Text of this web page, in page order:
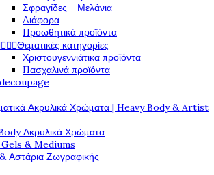
Σφραγίδες - Μελάνια
Διάφορα
Προωθητικά προϊόντα
  Θεματικές κατηγορίες
Χριστουγεννιάτικα προϊόντα
Πασχαλινά προϊόντα
Ακρυλικά Χρώματα | Heavy Body & Artist
Ακρυλικά Χρώματα
& Mediums
Αστάρια Ζωγραφικής